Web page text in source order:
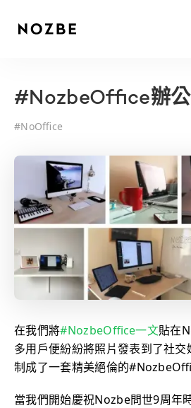
#NozbeOffice辦
#NoOffice
在我們將#NozbeOffice一文貼在
多用戶便紛紛將照片發表到了社
制成了一套精美絕倫的
當我們開始慶祝Nozbe問世9周年